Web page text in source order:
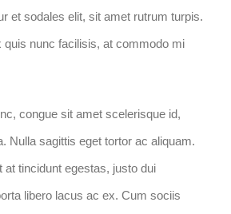
et sodales elit, sit amet rutrum turpis.
quis nunc facilisis, at commodo mi
congue sit amet scelerisque id,
Nulla sagittis eget tortor ac aliquam.
at tincidunt egestas, justo dui
libero lacus ac ex. Cum sociis